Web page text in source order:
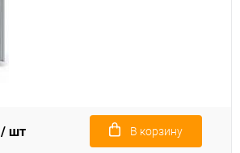
/ шт В корзину